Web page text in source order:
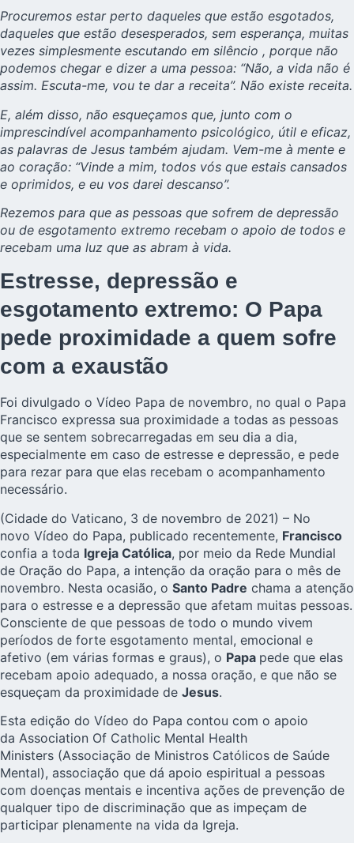
Procuremos estar perto daqueles que estão esgotados,
daqueles que estão desesperados, sem esperança, muitas
vezes simplesmente escutando em silêncio , porque não
podemos chegar e dizer a uma pessoa: “Não, a vida não é
assim. Escuta-me, vou te dar a receita”. Não existe receita.
E, além disso, não esqueçamos que, junto com o
imprescindível acompanhamento psicológico, útil e eficaz,
as palavras de Jesus também ajudam. Vem-me à mente e
ao coração: “Vinde a mim, todos vós que estais cansados
e oprimidos, e eu vos darei descanso”.
Rezemos para que as pessoas que sofrem de depressão
ou de esgotamento extremo recebam o apoio de todos e
recebam uma luz que as abram à vida.
Estresse, depressão e
esgotamento extremo: O Papa
pede proximidade a quem sofre
com a exaustão
Foi divulgado o Vídeo Papa de novembro, no qual o Papa
Francisco expressa sua proximidade a todas as pessoas
que se sentem sobrecarregadas em seu dia a dia,
especialmente em caso de estresse e depressão, e pede
para rezar para que elas recebam o acompanhamento
necessário.
(Cidade do Vaticano, 3 de novembro de 2021) – No
novo Vídeo do Papa, publicado recentemente, Francisco
confia a toda Igreja Católica, por meio da Rede Mundial
de Oração do Papa, a intenção da oração para o mês de
novembro. Nesta ocasião, o Santo Padre chama a atenção
para o estresse e a depressão que afetam muitas pessoas.
Consciente de que pessoas de todo o mundo vivem
períodos de forte esgotamento mental, emocional e
afetivo (em várias formas e graus), o Papa pede que elas
recebam apoio adequado, a nossa oração, e que não se
esqueçam da proximidade de Jesus.
Esta edição do Vídeo do Papa contou com o apoio
da Association Of Catholic Mental Health
Ministers (Associação de Ministros Católicos de Saúde
Mental), associação que dá apoio espiritual a pessoas
com doenças mentais e incentiva ações de prevenção de
qualquer tipo de discriminação que as impeçam de
participar plenamente na vida da Igreja.